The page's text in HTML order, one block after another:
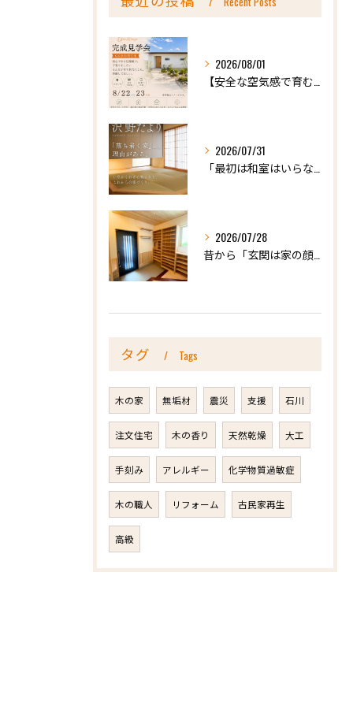
2026/08/01
2026/07/31
2026/07/28
タグ Tags
木の家 無垢材 震災 支援 石川
注文住宅 木の香り 天然乾燥 大工
手刻み アレルギー 化学物質過敏症
木の職人 リフォーム 古民家再生
高級